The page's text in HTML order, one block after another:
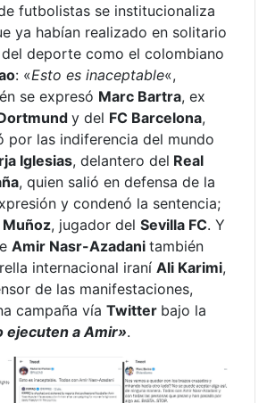
futbolistas se institucionaliza
ya habían realizado en solitario
deporte como el colombiano
: «Esto es inaceptable«,
se expresó Marc Bartra, ex
y del FC Barcelona,
por las indiferencia del mundo
Iglesias, delantero del Real
, quien salió en defensa de la
y condenó la sentencia;
, jugador delSevilla FC. Y
Amir Nasr-Azadanitambién
internacional iraníAli Karimi,
de las manifestaciones,
campaña víaTwitter bajo la
ejecuten a Amir».